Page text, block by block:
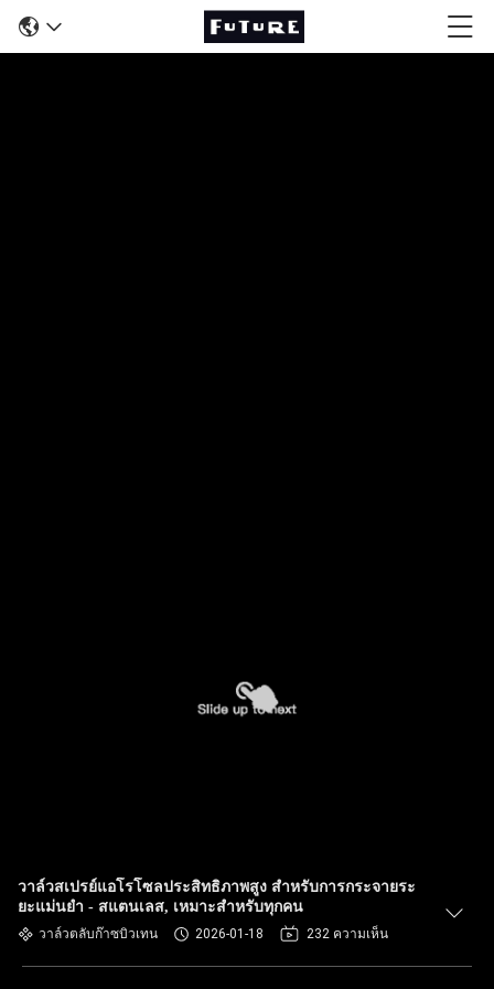
วาล์วสเปรย์แอโรโซลประสิทธิภาพสูง สําหรับการกระจายระ
ยะแม่นยํา - สแตนเลส, เหมาะสําหรับทุกคน
วาล์วตลับก๊าซบิวเทน 2026-01-18 232 ความเห็น